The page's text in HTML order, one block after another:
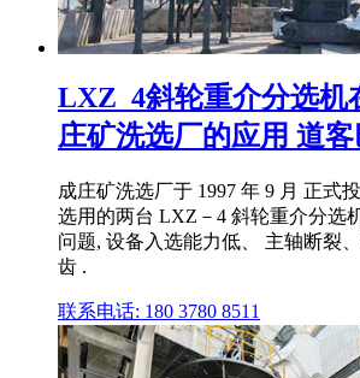
LXZ_4斜轮重介分选机
庄矿洗选厂的应用 道
成庄矿洗选厂于 1997 年 9 月 正式
选用的两台 LXZ－4 斜轮重介分选
问题, 设备入选能力低、 主轴断裂
齿 .
联系电话: 180 3780 8511